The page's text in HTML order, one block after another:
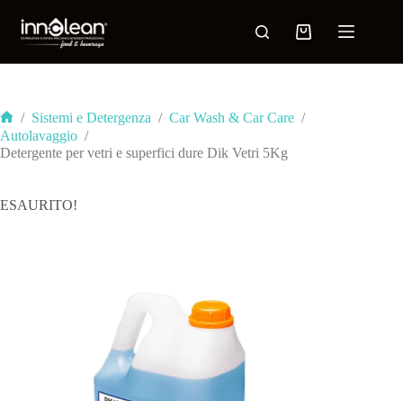
/ Sistemi e Detergenza / Car Wash & Car Care /
Autolavaggio /
Detergente per vetri e superfici dure Dik Vetri 5Kg
ESAURITO!